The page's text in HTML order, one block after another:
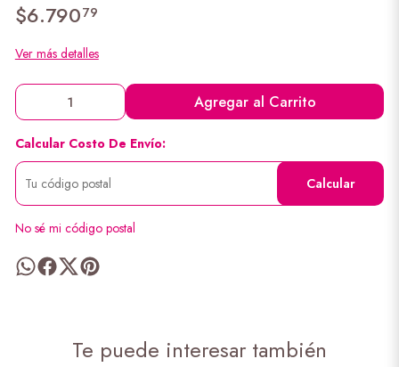
$6.79079
Ver más detalles
Agregar al Carrito
Calcular Costo De Envío:
Calcular
No sé mi código postal
Te puede interesar también